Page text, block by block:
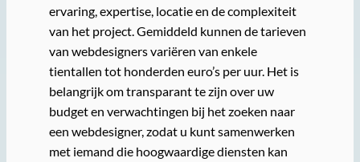
ervaring, expertise, locatie en de complexiteit
van het project. Gemiddeld kunnen de tarieven
van webdesigners variëren van enkele
tientallen tot honderden euro’s per uur. Het is
belangrijk om transparant te zijn over uw
budget en verwachtingen bij het zoeken naar
een webdesigner, zodat u kunt samenwerken
met iemand die hoogwaardige diensten kan